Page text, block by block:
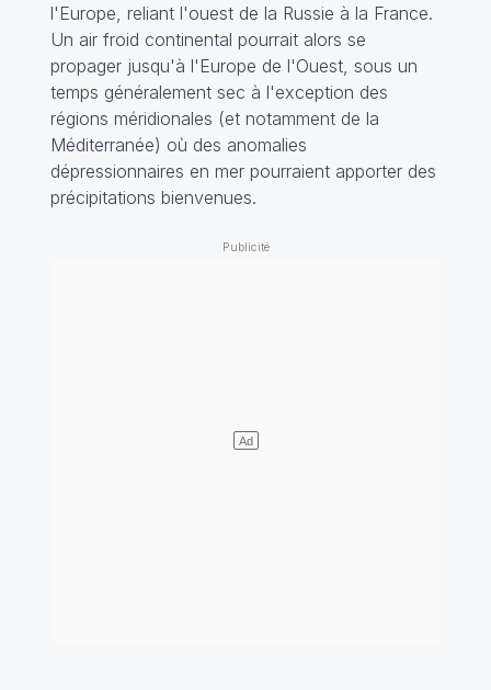
l'Europe, reliant l'ouest de la Russie à la France.
Un air froid continental pourrait alors se
propager jusqu'à l'Europe de l'Ouest, sous un
temps généralement sec à l'exception des
régions méridionales (et notamment de la
Méditerranée) où des anomalies
dépressionnaires en mer pourraient apporter des
précipitations bienvenues.